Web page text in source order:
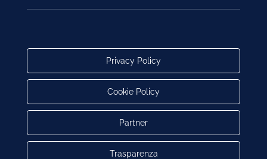
Privacy Policy
Cookie Policy
Partner
Trasparenza